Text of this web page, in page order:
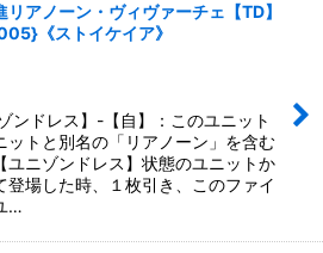
リアノーン・ヴィヴァーチェ【TD】
《ストイケイア》
ドレス】-【自】：このユニット
ットと別名の「リアノーン」を含む
ユニゾンドレス】状態のユニットか
登場した時、１枚引き、このファイ
…